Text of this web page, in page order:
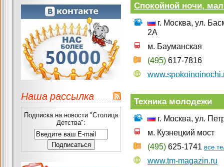
Спокойной ночи,
г. Москва, ул.
2А
м. Бауманская
(495) 617-7816
Техника молодежи
г. Москва, ул.
м. Кузнецкий мост
(495) 625-1741 все
www.tm-magazin.ru
Наша рассылка
Подписка на новости "Столица
Детства":